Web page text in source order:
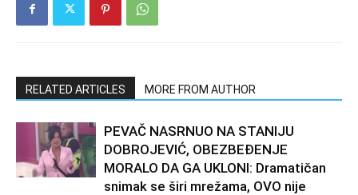
RELATED ARTICLES MORE FROM AUTHOR
PEVAČ NASRNUO NA STANIJU
DOBROJEVIĆ, OBEZBEĐENJE
MORALO DA GA UKLONI: Dramatičan
snimak se širi mrežama, OVO nije